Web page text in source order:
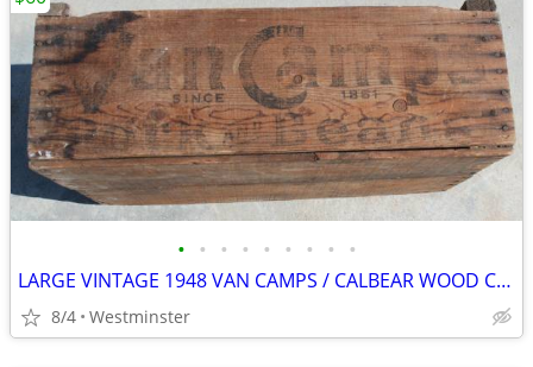
• • • • • • • • •
LARGE VINTAGE 1948 VAN CAMPS / CALBEAR WOOD CRATE PORK & BEANS
8/4 Westminster